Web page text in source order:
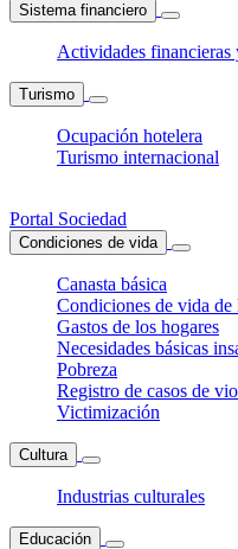
Sistema financiero
Actividades financieras
Turismo
Ocupación hotelera
Turismo internacional
Portal Sociedad
Condiciones de vida
Canasta básica
Condiciones de vida de
Gastos de los hogares
Necesidades básicas
Pobreza
Registro de casos de
Victimización
Cultura
Industrias culturales
Educación